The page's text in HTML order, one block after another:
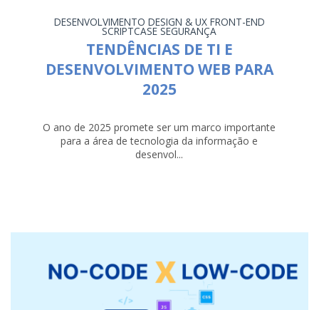
DESENVOLVIMENTO DESIGN & UX FRONT-END
SCRIPTCASE SEGURANÇA
TENDÊNCIAS DE TI E
DESENVOLVIMENTO WEB PARA
2025
O ano de 2025 promete ser um marco importante
para a área de tecnologia da informação e
desenvol...